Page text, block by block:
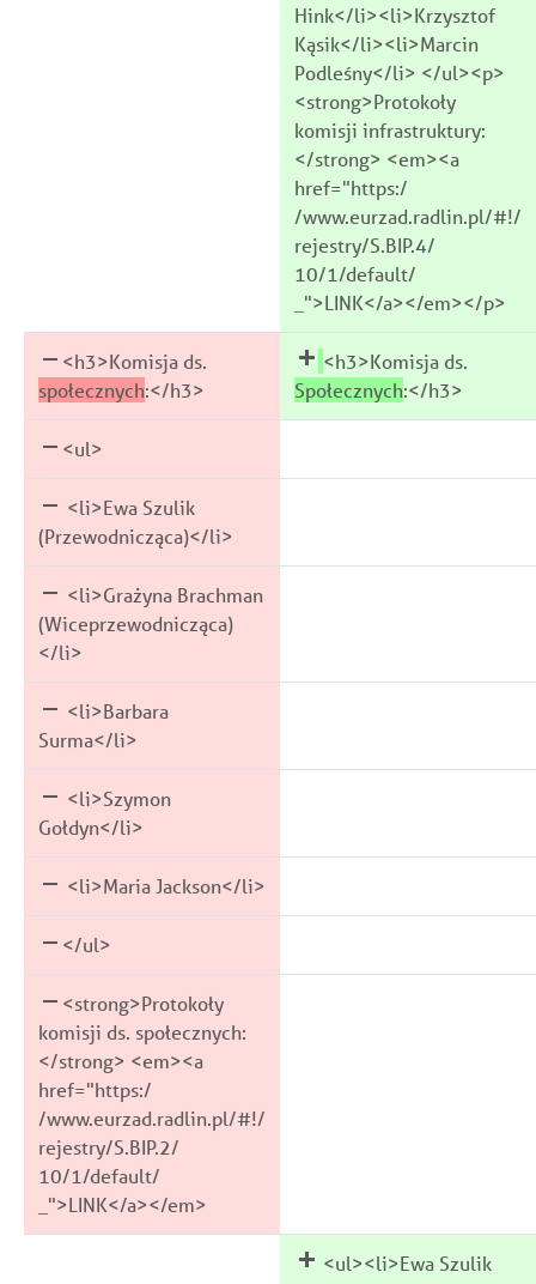
Hink</li><li>Krzysztof
Kąsik</li><li>Marcin
Podleśny</li> </ul><p>
<strong>Protokoły
komisji infrastruktury:
</strong> <em><a
href="https:/
/www.eurzad.radlin.pl/#!/
rejestry/S.BIP.4/
10/1/default/
_">LINK</a></em></p>
<h3>Komisja ds.
społecznych:</h3>
<h3>Komisja ds.
Społecznych:</h3>
<ul>
<li>Ewa Szulik
(Przewodnicząca)</li>
<li>Grażyna Brachman
(Wiceprzewodnicząca)
</li>
<li>Barbara
Surma</li>
<li>Szymon
Gołdyn</li>
<li>Maria Jackson</li>
</ul>
<strong>Protokoły
komisji ds. społecznych:
</strong> <em><a
href="https:/
/www.eurzad.radlin.pl/#!/
rejestry/S.BIP.2/
10/1/default/
_">LINK</a></em>
<ul><li>Ewa Szulik